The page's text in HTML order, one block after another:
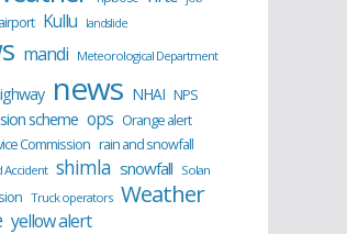
Kullu landslide
mandi Meteorological Department
news NHAI NPS
scheme ops Orange alert
Commission rain and snowfall
Accident shimla snowfall Solan
Truck operators Weather
yellow alert